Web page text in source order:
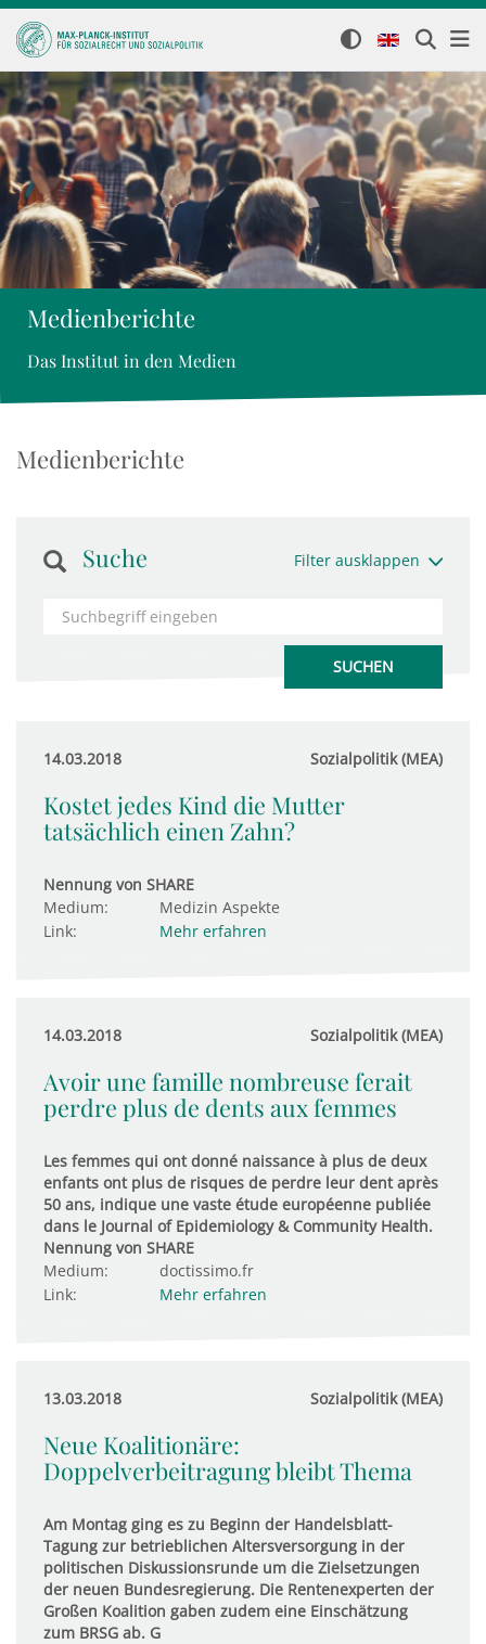
Medienberichte
Das Institut in den Medien
Medienberichte
Suche Filter ausklappen
14.03.2018 Sozialpolitik (MEA)
Kostet jedes Kind die Mutter
tatsächlich einen Zahn?
Nennung von SHARE
Medium:
Medizin Aspekte
Link:
Mehr erfahren
14.03.2018 Sozialpolitik (MEA)
Avoir une famille nombreuse ferait
perdre plus de dents aux femmes
Les femmes qui ont donné naissance à plus de deux
enfants ont plus de risques de perdre leur dent après
50 ans, indique une vaste étude européenne publiée
dans le Journal of Epidemiology & Community Health.
Nennung von SHARE
Medium:
doctissimo.fr
Link:
Mehr erfahren
13.03.2018 Sozialpolitik (MEA)
Neue Koalitionäre:
Doppelverbeitragung bleibt Thema
Am Montag ging es zu Beginn der Handelsblatt-
Tagung zur betrieblichen Altersversorgung in der
politischen Diskussionsrunde um die Zielsetzungen
der neuen Bundesregierung. Die Rentenexperten der
Großen Koalition gaben zudem eine Einschätzung
zum BRSG ab. G